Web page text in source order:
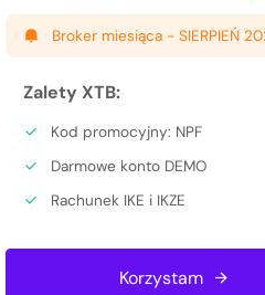
Broker miesiąca -SIERPIEŃ
Zalety XTB:
Kod promocyjny: NPF
Darmowe konto DEMO
Rachunek IKE i IKZE
Korzystam